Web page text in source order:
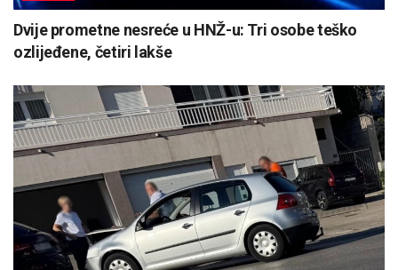
Dvije prometne nesreće u HNŽ-u: Tri osobe teško
ozlijeđene, četiri lakše